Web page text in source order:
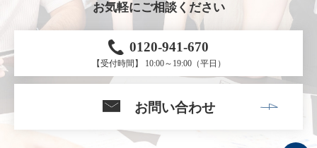
お気軽にご相談ください
0120-941-670
【受付時間】 10:00～19:00（平日）
お問い合わせ